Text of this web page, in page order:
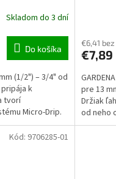
Skladom do 3 dní
Do košíka
(1/2") – 3/4" od
pripája k
tvorí
Micro-Drip.
na...
€6,41 bez
€7,89
pre 13
Držiak
od neho
Micro-
Kód: 9706285-01